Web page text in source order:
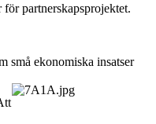
partnerskapsprojektet.
små ekonomiska insatser